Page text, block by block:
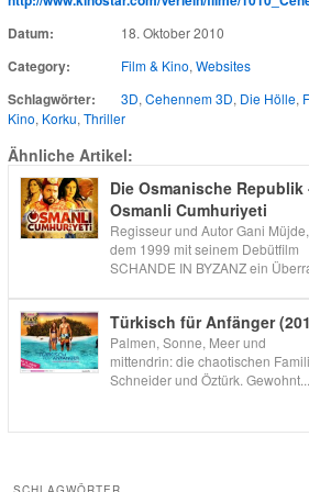
Datum:
18. Oktober 2010
Category: Film & Kino, Websites
Schlagwörter: 3D, Cehennem 3D, Die Hölle,
Kino, Korku, Thriller
Ähnliche Artikel:
Die Osmanische Republik
Osmanli Cumhuriyeti
Regisseur und Autor Gani Müjde,
dem 1999 mit seinem Debütfilm
SCHANDE IN BYZANZ ein
Türkisch für Anfänger
Palmen, Sonne, Meer und
mittendrin: die chaotischen
Schneider und Öztürk. Gewohnt...